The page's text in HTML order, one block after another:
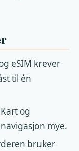
eSIM krever
til én
og
mye.
bruker